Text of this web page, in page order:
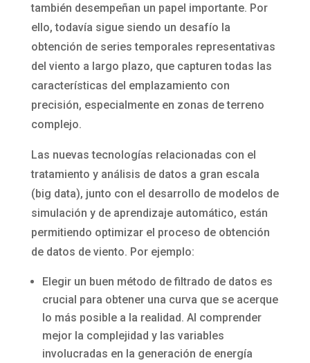
también desempeñan un papel importante. Por
ello, todavía sigue siendo un desafío la
obtención de series temporales representativas
del viento a largo plazo, que capturen todas las
características del emplazamiento con
precisión, especialmente en zonas de terreno
complejo.
Las nuevas tecnologías relacionadas con el
tratamiento y análisis de datos a gran escala
(big data), junto con el desarrollo de modelos de
simulación y de aprendizaje automático, están
permitiendo optimizar el proceso de obtención
de datos de viento. Por ejemplo:
Elegir un buen método de filtrado de datos es
crucial para obtener una curva que se acerque
lo más posible a la realidad. Al comprender
mejor la complejidad y las variables
involucradas en la generación de energía